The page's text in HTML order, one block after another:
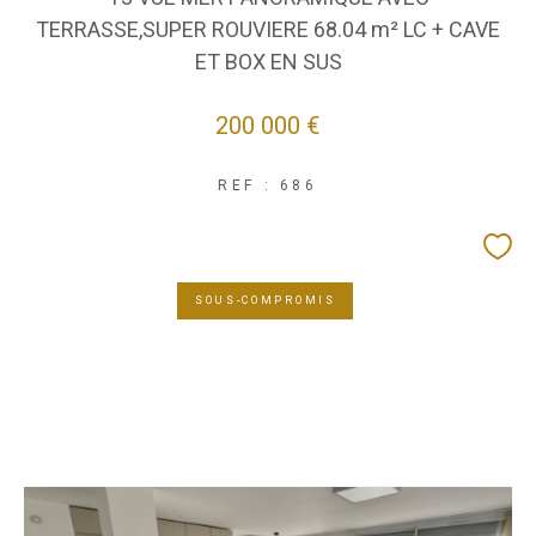
TERRASSE,SUPER ROUVIERE 68.04 m² LC + CAVE
ET BOX EN SUS
200 000 €
REF : 686
SOUS-COMPROMIS